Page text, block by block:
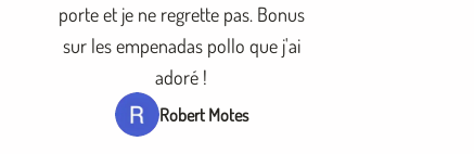
porte et je ne regrette pas. Bonus
sur les empenadas pollo que j'ai
adoré !
Robert Motes